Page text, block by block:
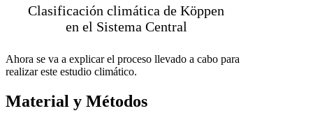
Clasificación climática de Köppen
en el Sistema Central
Ahora se va a explicar el proceso llevado a cabo para
realizar este estudio climático.
Material y Métodos